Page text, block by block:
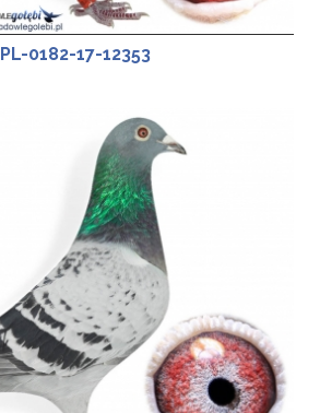
PL-0182-17-12353